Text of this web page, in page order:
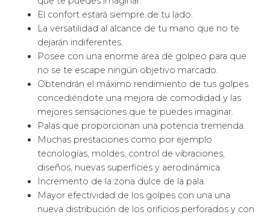
El confort estará siempre de tu lado.
La versatilidad al alcance de tu mano que no te
dejarán indiferentes.
Posee con una enorme área de golpeo para que
no se te escape ningún objetivo marcado.
Obtendrán el máximo rendimiento de tus golpes
concediéndote una mejora de comodidad y las
mejores sensaciones que te puedes imaginar.
Palas que proporcionan una potencia tremenda.
Muchas prestaciones como por ejemplo
tecnologías, moldes, control de vibraciones,
diseños, nuevas superficies y aerodinámica.
Incremento de la zona dulce de la pala.
Mayor efectividad de los golpes con una una
nueva distribución de los orificios perforados y con